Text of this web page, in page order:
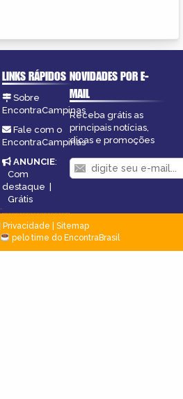
LINKS RÁPIDOS
Sobre
EncontraCampinas
Fale com o
EncontraCampinas
ANUNCIE:
Com
destaque |
Grátis
NOVIDADES POR E-
MAIL
Receba grátis as
principais notícias,
dicas e promoções
Privacidade
Sitemap
pelo time do EncontraBrasil